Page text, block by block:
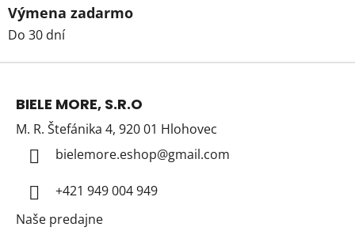
Výmena zadarmo
Do 30 dní
Z
BIELE MORE, S.R.O
M. R. Štefánika 4, 920 01 Hlohovec
bielemore.eshop@gmail.com
+421 949 004 949
Naše predajne